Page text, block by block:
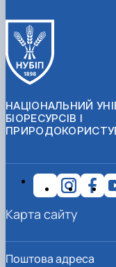
НАЦІОНАЛЬНИЙ
БІОРЕСУРСІВ І
Поштова адреса
Карта сайту